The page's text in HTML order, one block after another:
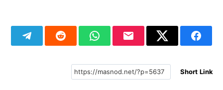
Short Link